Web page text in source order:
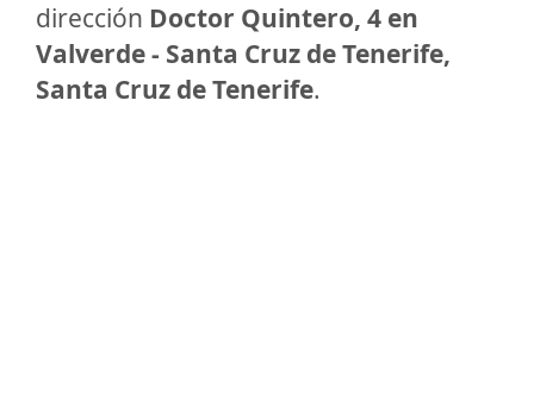
dirección Doctor Quintero, 4 en
Valverde - Santa Cruz de Tenerife,
Santa Cruz de Tenerife.